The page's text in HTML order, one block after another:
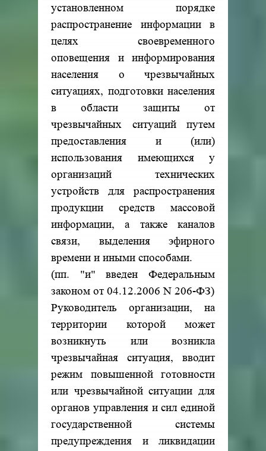
установленном порядке
распространение информации в
целях своевременного
оповещения и информирования
населения о чрезвычайных
ситуациях, подготовки населения
в области защиты от
чрезвычайных ситуаций путем
предоставления и (или)
использования имеющихся у
организаций технических
устройств для распространения
продукции средств массовой
информации, а также каналов
связи, выделения эфирного
времени и иными способами.
(пп. "и" введен Федеральным
законом от 04.12.2006 N 206-ФЗ)
Руководитель организации, на
территории которой может
возникнуть или возникла
чрезвычайная ситуация, вводит
режим повышенной готовности
или чрезвычайной ситуации для
органов управления и сил единой
государственной системы
предупреждения и ликвидации